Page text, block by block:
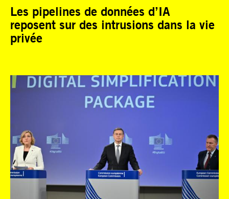
Les pipelines de données d’IA
reposent sur des intrusions dans la vie
privée